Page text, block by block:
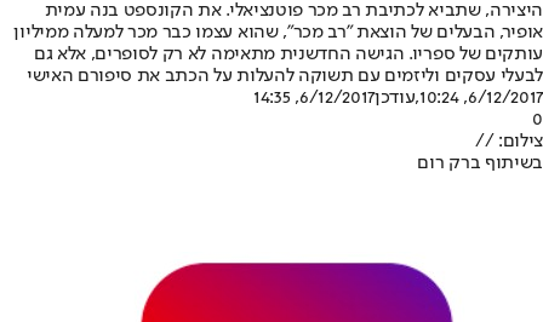
היצירה, שתביא לכתיבת רב מכר פוטנציאלי. את הקונספט בנה עמית
אופיר, הבעלים של הוצאת "רב מכר", שהוא עצמו כבר מכר למעלה ממיליון
עותקים של ספריו. הגישה החדשנית מתאימה לא רק לסופרים, אלא גם
לבעלי עסקים וליזמים עם תשוקה להעלות על הכתב את סיפורם האישי
6/12/2017, 10:24
,עודכן6/12/2017, 14:35
0
צילום: //
בשיתוף ברק רום